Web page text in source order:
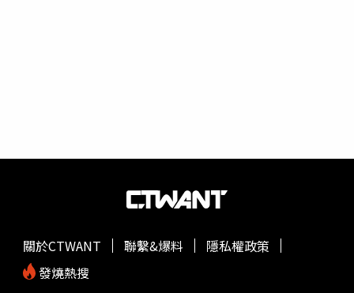
從南科、路科、橋科、仁武產業園區、楠梓產業園區向下延
龍頭齊聚的橋頭、楠梓，以及高雄的門面左營，「即便是一
電很近。」台經院產經資料庫研究員暨總監劉佩真表示，台
積電為國內半導體龍頭，以先進製程、超高良率遙遙領先競
爭者，對國內經濟貢獻度高，拉抬供應鏈效果也明顯。（圖
關於CTWANT 聯繫&爆料
隱私權政策
發燒熱搜